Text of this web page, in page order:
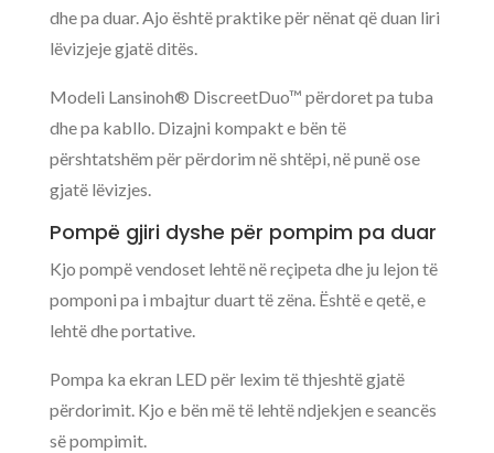
dhe pa duar. Ajo është praktike për nënat që duan liri
lëvizjeje gjatë ditës.
Modeli Lansinoh® DiscreetDuo™ përdoret pa tuba
dhe pa kabllo. Dizajni kompakt e bën të
përshtatshëm për përdorim në shtëpi, në punë ose
gjatë lëvizjes.
Pompë gjiri dyshe për pompim pa duar
Kjo pompë vendoset lehtë në reçipeta dhe ju lejon të
pomponi pa i mbajtur duart të zëna. Është e qetë, e
lehtë dhe portative.
Pompa ka ekran LED për lexim të thjeshtë gjatë
përdorimit. Kjo e bën më të lehtë ndjekjen e seancës
së pompimit.